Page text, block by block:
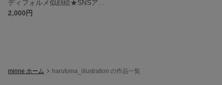
2,000円
minne ホーム harutoma_illustration の作品一覧